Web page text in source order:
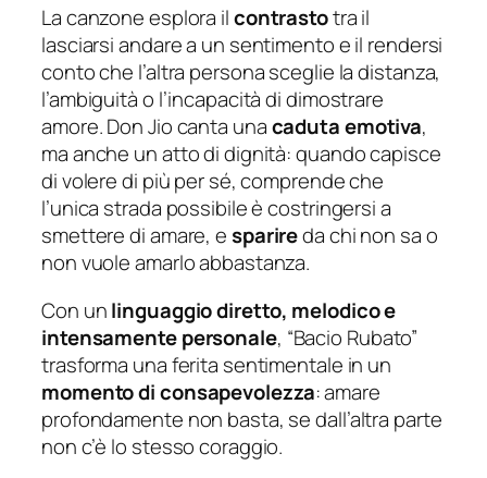
La canzone esplora ilcontrastotra il
lasciarsi andare a un sentimento e il rendersi
conto che l’altra persona sceglie la distanza,
l’ambiguità o l’incapacità di dimostrare
amore. Don Jio canta unacaduta emotiva,
ma anche un atto di dignità: quando capisce
di volere di più per sé, comprende che
l’unica strada possibile è costringersi a
smettere di amare, esparireda chi non sa o
non vuole amarlo abbastanza.
Con unlinguaggio diretto, melodico e
intensamente personale, “Bacio Rubato”
trasforma una ferita sentimentale in un
momento di consapevolezza: amare
profondamente non basta, se dall’altra parte
non c’è lo stesso coraggio.